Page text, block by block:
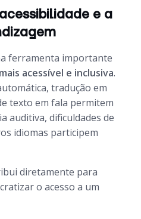
e a
ferramenta importante
acessível e inclusiva.
tradução em
texto em fala permitem
auditiva, dificuldades de
idiomas participem
diretamente para
o acesso a um